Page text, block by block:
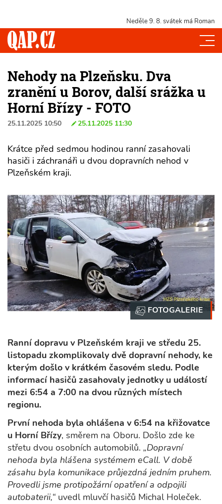
Neděle 9. 8. svátek má Roman
Nehody na Plzeňsku. Dva
zranění u Borov, další srážka u
Horní Břízy - FOTO
25.11.2025 10:50 25.11.2025 11:30
Krátce před sedmou hodinou ranní zasahovali
hasiči i záchranáři u dvou dopravních nehod v
Plzeňském kraji.
Ranní dopravu v Plzeňském kraji ve středu 25.
listopadu zkomplikovaly dvě dopravní nehody, ke
kterým došlo v krátkém časovém sledu. Podle
informací hasičů zasahovaly jednotky u událostí
mezi 6:54 a 7:00 na dvou různých místech
regionu.
První nehoda byla ohlášena v 6:54 na křižovatce
u Horní Břízy, směrem na Oboru. Došlo zde ke
střetu dvou osobních automobilů. „Dopravní
nehoda byla hlášena systémem eCall. V době
zásahu byla komunikace průjezdná jedním pruhem.
Provedli jsme protipožární opatření a odpojili
autobaterii,“ uvedl mluvčí hasičů Michal Holeček.